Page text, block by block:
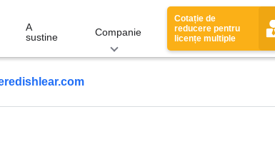
A
sustine
Companie
Cotație de
reducere pentru
licențe multiple